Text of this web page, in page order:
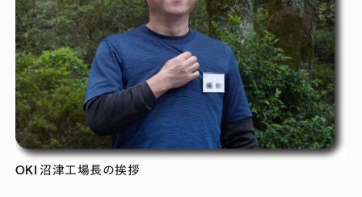
OKI 沼津工場長の挨拶